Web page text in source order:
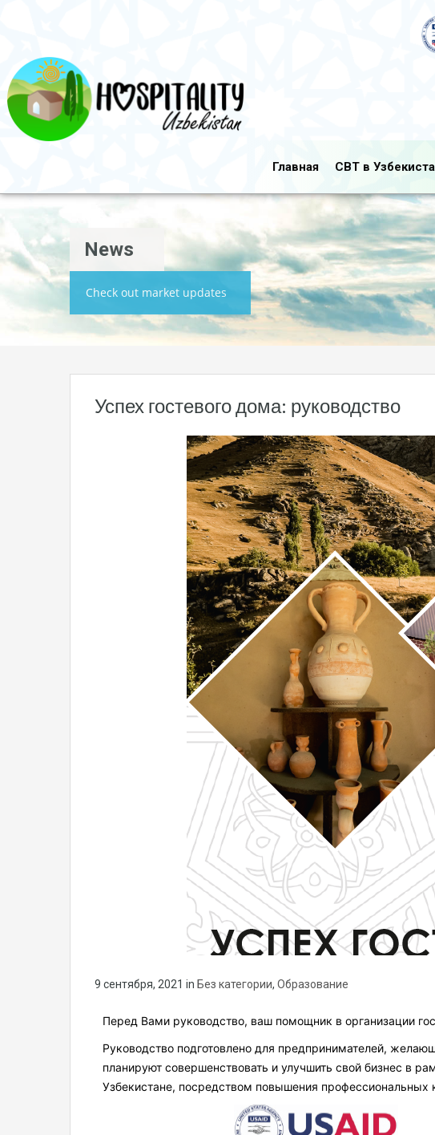
Главная CBT в
News
Check out market updates
Успех гостевого дома: руководство
9 сентября, 2021 in Без категории, Образование
Перед Вами руководство, ваш помощник в организации
Руководство подготовлено для предпринимателей,
планируют совершенствовать и улучшить свой бизнес в
Узбекистане, посредством повышения профессиональных